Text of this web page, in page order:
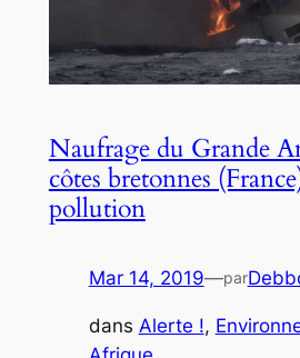
Naufrage du Grande
côtes bretonnes
pollution
Mar 14, 2019—par
dans Alerte !,